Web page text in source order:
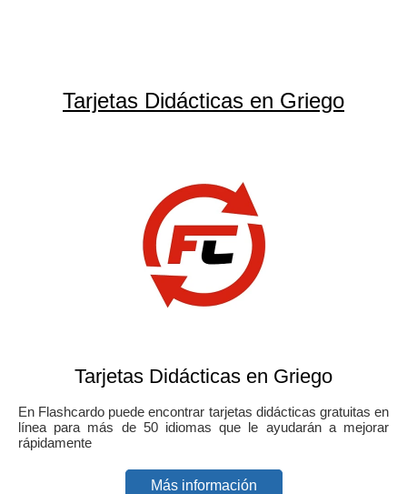
Tarjetas Didácticas en Griego
Tarjetas Didácticas en Griego
En Flashcardo puede encontrar tarjetas didácticas gratuitas en
línea para más de 50 idiomas que le ayudarán a mejorar
rápidamente
Más información